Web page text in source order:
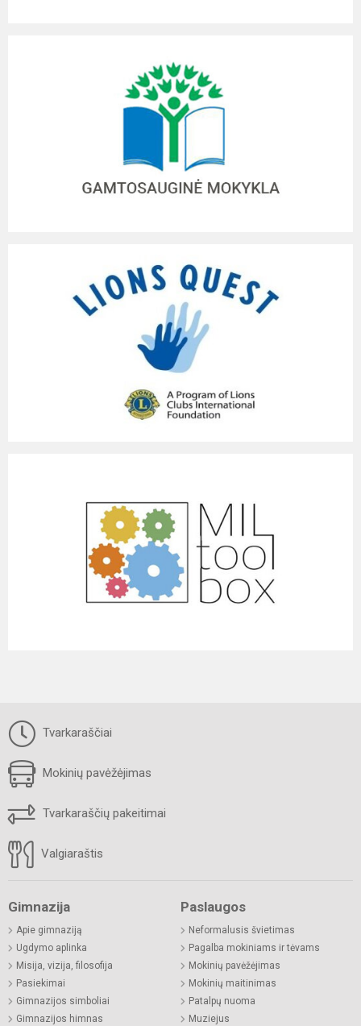
Tvarkaraščiai
Mokinių pavėžėjimas
Tvarkaraščių pakeitimai
Valgiaraštis
Gimnazija
Apie gimnaziją
Ugdymo aplinka
Misija, vizija, filosofija
Pasiekimai
Gimnazijos simboliai
Gimnazijos himnas
Paslaugos
Neformalusis švietimas
Pagalba mokiniams ir tėvams
Mokinių pavėžėjimas
Mokinių maitinimas
Patalpų nuoma
Muziejus